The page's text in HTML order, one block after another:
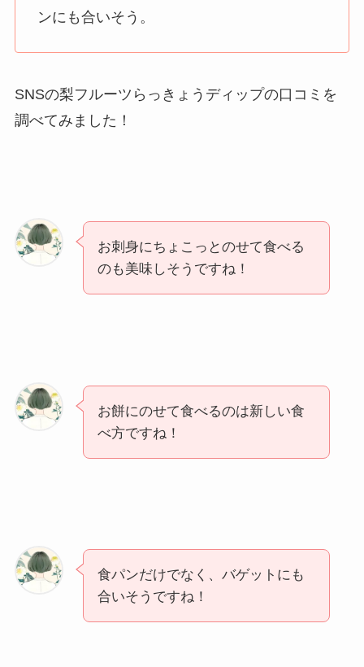
ンにも合いそう。
SNSの梨フルーツらっきょうディップの口コミを
調べてみました！
お刺身にちょこっとのせて食べる
のも美味しそうですね！
お餅にのせて食べるのは新しい食
べ方ですね！
食パンだけでなく、バゲットにも
合いそうですね！